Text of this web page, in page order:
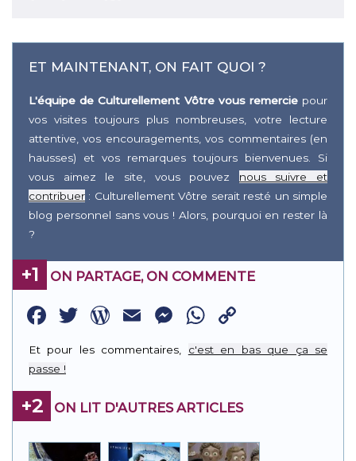
ET MAINTENANT, ON FAIT QUOI ?
L'équipe de Culturellement Vôtre vous remerciepour
vos visites toujours plus nombreuses, votre lecture
attentive, vos encouragements, vos commentaires (en
hausses) et vos remarques toujours bienvenues. Si
vous aimez le site, vous pouvez nous suivre et
contribuer : Culturellement Vôtre serait resté un simple
blog personnel sans vous ! Alors, pourquoi en rester là
?
+1 ON PARTAGE, ON COMMENTE
Facebook
Twitter
WordPress
EmailMessenger
WhatsApp
Link
Et pour les commentaires, c'est en bas que ça se
passe !
+2 ON LIT D'AUTRES ARTICLES